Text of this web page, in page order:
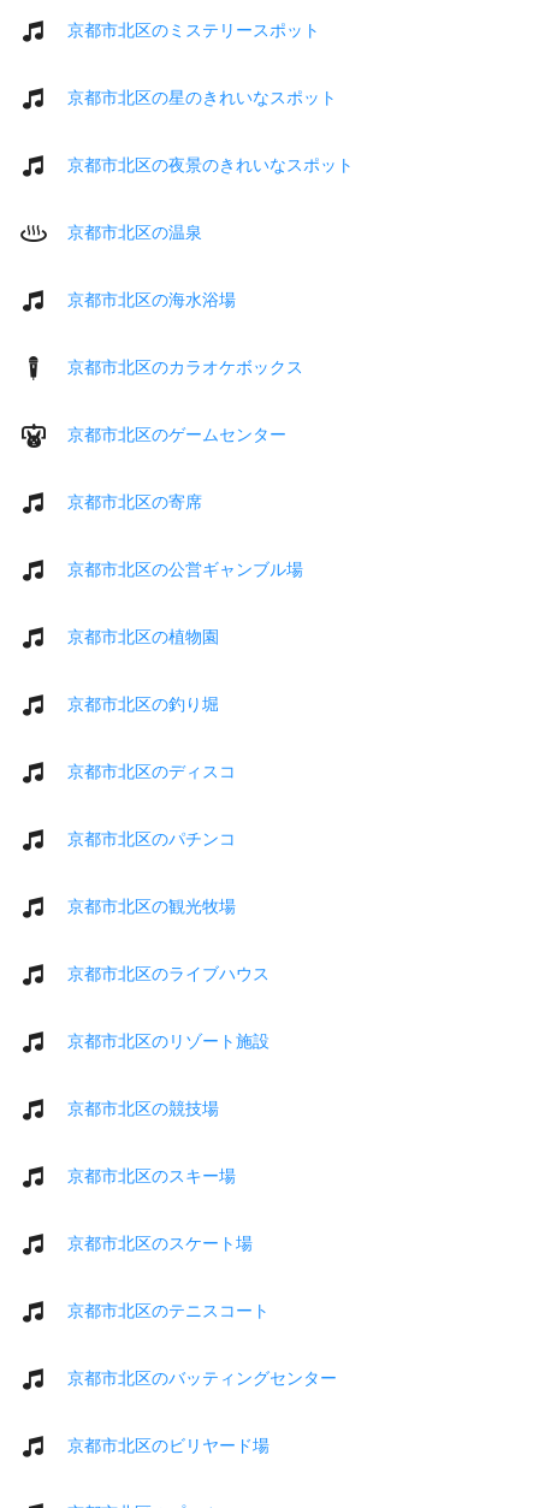
京都市北区のミステリースポット
京都市北区の星のきれいなスポット
京都市北区の夜景のきれいなスポット
京都市北区の温泉
京都市北区の海水浴場
京都市北区のカラオケボックス
京都市北区のゲームセンター
京都市北区の寄席
京都市北区の公営ギャンブル場
京都市北区の植物園
京都市北区の釣り堀
京都市北区のディスコ
京都市北区のパチンコ
京都市北区の観光牧場
京都市北区のライブハウス
京都市北区のリゾート施設
京都市北区の競技場
京都市北区のスキー場
京都市北区のスケート場
京都市北区のテニスコート
京都市北区のバッティングセンター
京都市北区のビリヤード場